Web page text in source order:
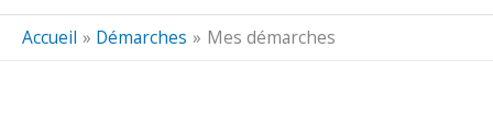
principal
Accueil Démarches Mes démarches